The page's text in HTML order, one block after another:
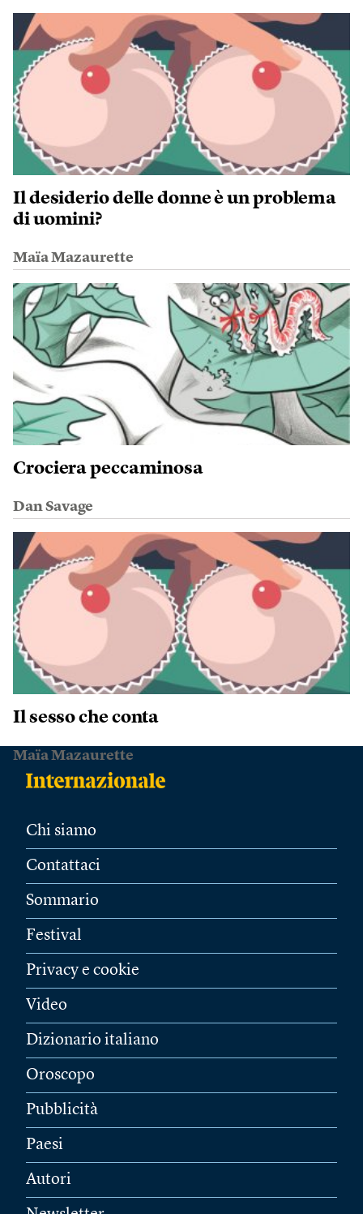
Il desiderio delle donne è un problema
di uomini?
Maïa Mazaurette
Crociera peccaminosa
Dan Savage
Il sesso che conta
Maïa Mazaurette
Chi siamo
Contattaci
Sommario
Festival
Privacy e cookie
Video
Dizionario italiano
Oroscopo
Pubblicità
Paesi
Autori